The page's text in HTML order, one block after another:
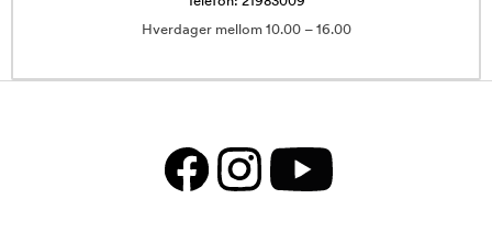
Hverdager mellom 10.00 – 16.00